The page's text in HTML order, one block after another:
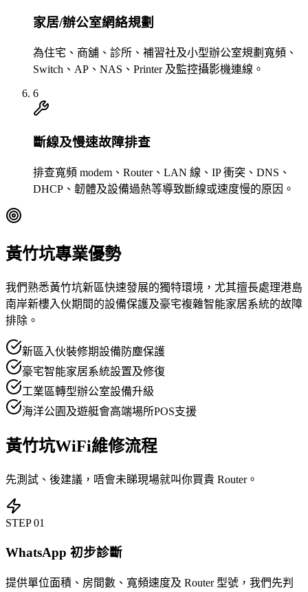
家居/辦公室網絡規劃
為住宅、商舖、診所、補習社及小型辦公室規劃寬頻、
Switch、AP、NAS、Printer 及監控攝影機連線。
6
斷線及慢速故障排查
排查寬頻 modem、Router、LAN 線、IP 衝突、DNS、
DHCP、韌體及設備過熱等導致斷線或速度慢的原因。
黃竹坑專業優勢
我們熟悉黃竹坑新區快速發展的獨特環境，尤其擅長處理港島
南岸新樓入伙期間的設備保護及豪宅複雜智能家居系統的故障
排除。
新區入伙裝修期設備防塵保護
豪宅智能家居系統設置及修復
工業區轉型辦公室設備升級
海洋公園及遊艇會高端場所POS支援
黃竹坑WiFi維修流程
先測試、後建議，唔會未睇現場就叫你買貴 Router。
STEP01
WhatsApp 初步診斷
提供單位面積、房間數、寬頻速度及 Router 型號，我們先判